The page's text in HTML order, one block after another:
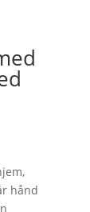
hånd